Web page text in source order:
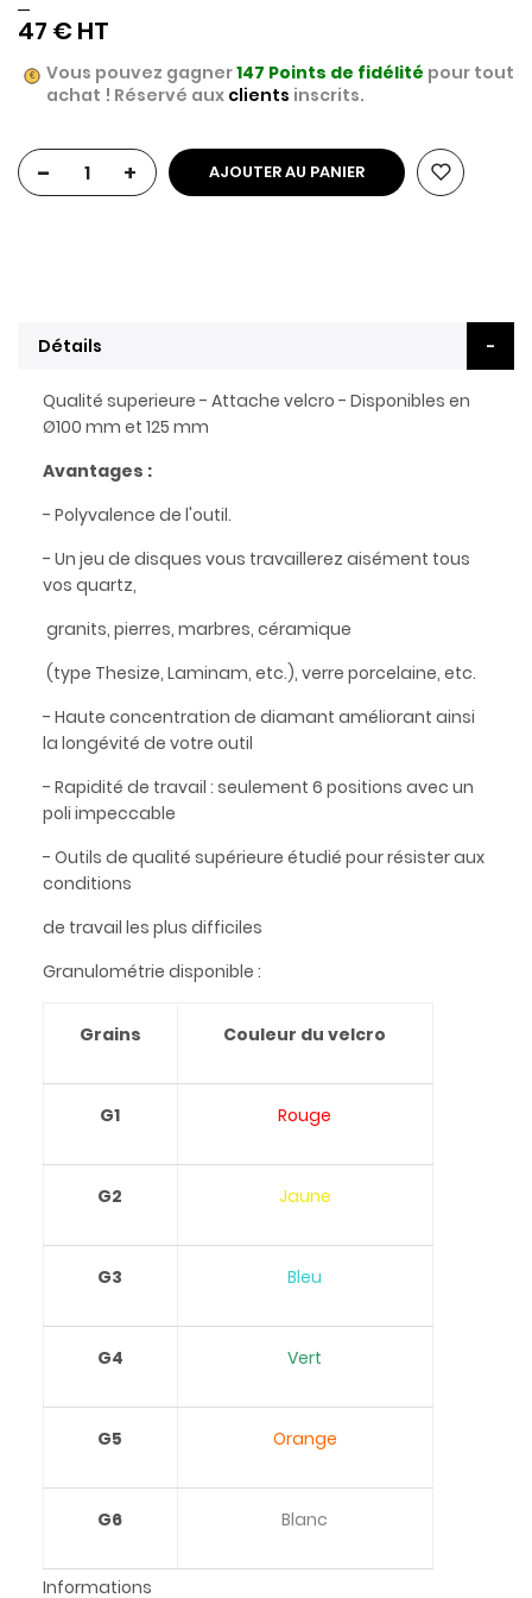
47 €
Vous pouvez gagner147 Points de fidélité pour tout
achat ! Réservé aux clients inscrits.
- + AJOUTER AU PANIER
Détails
Qualité superieure - Attache velcro - Disponibles en
Ø100 mm et 125 mm
Avantages :
- Polyvalence de l'outil.
- Un jeu de disques vous travaillerez aisément tous
vos quartz,
granits, pierres, marbres, céramique
(type Thesize, Laminam, etc.), verre porcelaine, etc.
- Haute concentration de diamant améliorant ainsi
la longévité de votre outil
- Rapidité de travail : seulement 6 positions avec un
poli impeccable
- Outils de qualité supérieure étudié pour résister aux
conditions
de travail les plus difficiles
Granulométrie disponible :
Grains Couleur du velcro
G1 Rouge
G2 Jaune
G3 Bleu
G4 Vert
G5 Orange
G6 Blanc
Informations